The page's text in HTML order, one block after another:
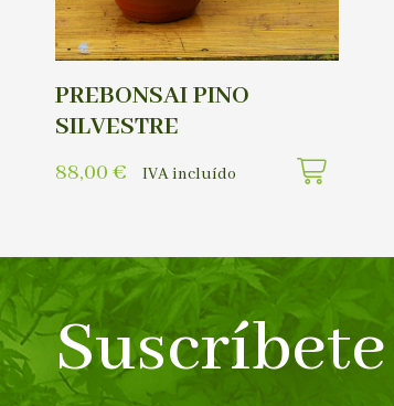
PREBONSAI PINO
SILVESTRE
88,00 € IVA incluído
Suscríbete